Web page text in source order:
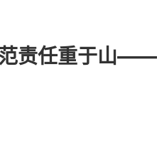
责任重于山